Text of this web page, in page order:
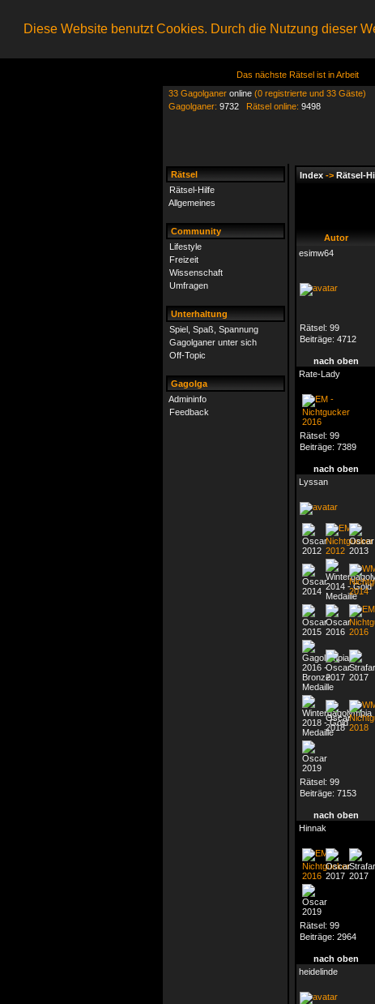
Diese Website benutzt Cookies. Durch die Nutzung dieser
Das nächste Rätsel ist in Arbeit
33 Gagolganer online (0 registrierte und 33 Gäste)
Gagolganer: 9732 Rätsel online: 9498
Rätsel
Rätsel-Hilfe
Allgemeines
Community
Lifestyle
Freizeit
Wissenschaft
Umfragen
Unterhaltung
Spiel, Spaß, Spannung
Gagolganer unter sich
Off-Topic
Gagolga
Admininfo
Feedback
Index -> Rätsel-
Autor
esimw64
Rätsel: 99
Beiträge: 4712
nach oben
Rate-Lady
Rätsel: 99
Beiträge: 7389
nach oben
Lyssan
Rätsel: 99
Beiträge: 7153
nach oben
Hinnak
Rätsel: 99
Beiträge: 2964
nach oben
heidelinde